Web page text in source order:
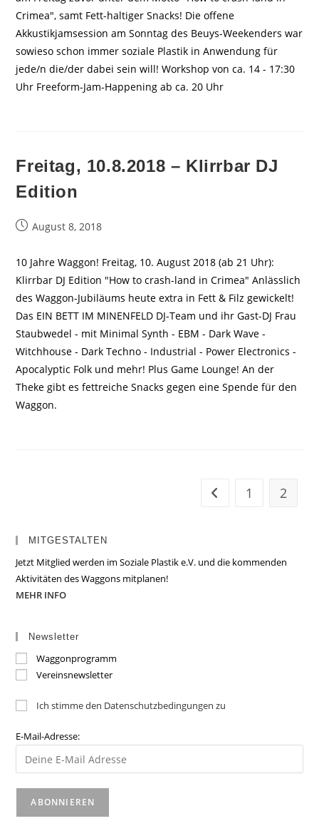
Crimea", samt Fett-haltiger Snacks! Die offene
Akkustikjamsession am Sonntag des Beuys-Weekenders war
sowieso schon immer soziale Plastik in Anwendung für
jede/n die/der dabei sein will! Workshop von ca. 14 - 17:30
Uhr Freeform-Jam-Happening ab ca. 20 Uhr
Freitag, 10.8.2018 – Klirrbar DJ
Edition
BeitragAugust 8, 2018
10 Jahre Waggon! Freitag, 10. August 2018 (ab 21 Uhr):
Klirrbar DJ Edition "How to crash-land in Crimea" Anlässlich
des Waggon-Jubiläums heute extra in Fett & Filz gewickelt!
Das EIN BETT IM MINENFELD DJ-Team und ihr Gast-DJ Frau
Staubwedel - mit Minimal Synth - EBM - Dark Wave -
Witchhouse - Dark Techno - Industrial - Power Electronics -
Apocalyptic Folk und mehr! Plus Game Lounge! An der
Theke gibt es fettreiche Snacks gegen eine Spende für den
Waggon.
Zur vorherigen Seite
1 2
MITGESTALTEN
Jetzt Mitglied werden im Soziale Plastik e.V. und die kommenden
Aktivitäten des Waggons mitplanen!
MEHR INFO
Newsletter
Waggonprogramm
Vereinsnewsletter
Ich stimme den Datenschutzbedingungen zu
E-Mail-Adresse: